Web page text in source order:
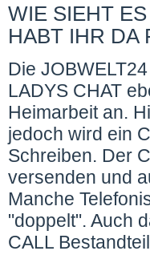
WIE SIEHT
HABT IHR DA
Die
LADYS CHAT
Heimarbeit an.
jedoch wird ein
Schreiben. Der
versenden und
Manche
"doppelt". Auch
CALL